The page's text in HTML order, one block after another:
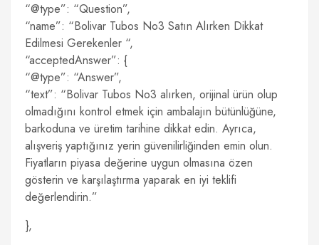
“@type”: “Question”,
“name”: “Bolivar Tubos No3 Satın Alırken Dikkat
Edilmesi Gerekenler “,
“acceptedAnswer”: {
“@type”: “Answer”,
“text”: “Bolivar Tubos No3 alırken, orijinal ürün olup
olmadığını kontrol etmek için ambalajın bütünlüğüne,
barkoduna ve üretim tarihine dikkat edin. Ayrıca,
alışveriş yaptığınız yerin güvenilirliğinden emin olun.
Fiyatların piyasa değerine uygun olmasına özen
gösterin ve karşılaştırma yaparak en iyi teklifi
değerlendirin.”
},